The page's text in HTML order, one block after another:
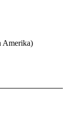
Amerika)